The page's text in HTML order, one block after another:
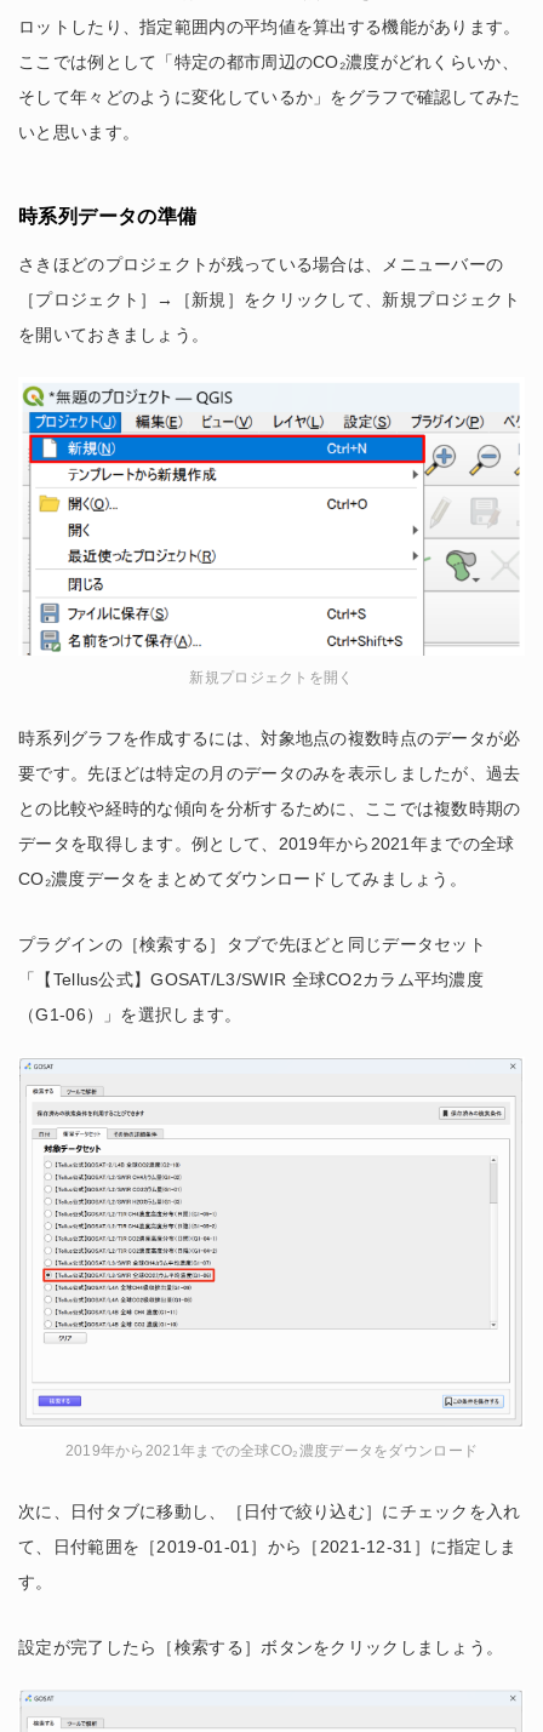
ロットしたり、指定範囲内の平均値を算出する機能があります。
ここでは例として「特定の都市周辺のCO₂濃度がどれくらいか、
そして年々どのように変化しているか」をグラフで確認してみた
いと思います。
時系列データの準備
さきほどのプロジェクトが残っている場合は、メニューバーの
［プロジェクト］→［新規］をクリックして、新規プロジェクト
を開いておきましょう。
新規プロジェクトを開く
時系列グラフを作成するには、対象地点の複数時点のデータが必
要です。先ほどは特定の月のデータのみを表示しましたが、過去
との比較や経時的な傾向を分析するために、ここでは複数時期の
データを取得します。例として、2019年から2021年までの全球
CO₂濃度データをまとめてダウンロードしてみましょう。
プラグインの［検索する］タブで先ほどと同じデータセット
「【Tellus公式】GOSAT/L3/SWIR 全球CO2カラム平均濃度
（G1-06）」を選択します。
2019年から2021年までの全球CO₂濃度データをダウンロード
次に、日付タブに移動し、［日付で絞り込む］にチェックを入れ
て、日付範囲を［2019-01-01］から［2021-12-31］に指定しま
す。
設定が完了したら［検索する］ボタンをクリックしましょう。